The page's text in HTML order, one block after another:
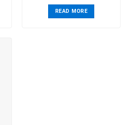
READ MORE